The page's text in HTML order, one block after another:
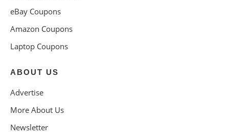
eBay Coupons
Amazon Coupons
Laptop Coupons
ABOUT US
Advertise
More About Us
Newsletter